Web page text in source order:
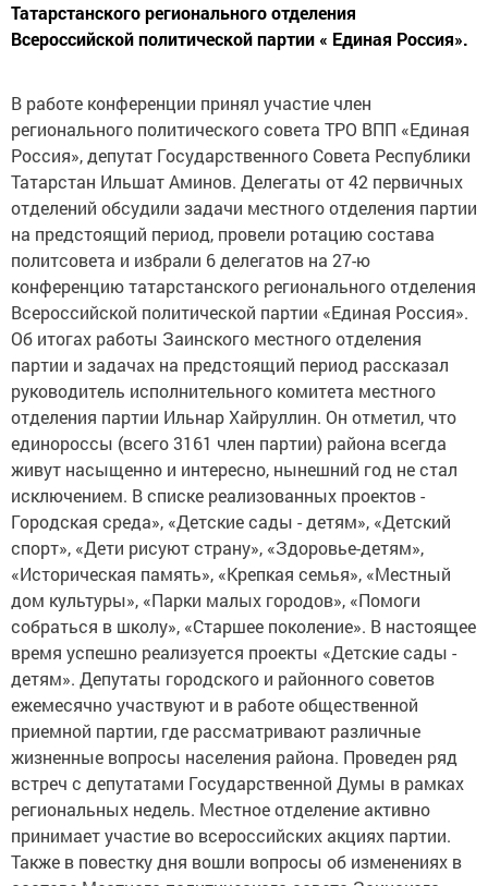
Татарстанского регионального отделения
Всероссийской политической партии « Единая Россия».
В работе конференции принял участие член
регионального политического совета ТРО ВПП «Единая
Россия», депутат Государственного Совета Республики
Татарстан Ильшат Аминов. Делегаты от 42 первичных
отделений обсудили задачи местного отделения партии
на предстоящий период, провели ротацию состава
политсовета и избрали 6 делегатов на 27-ю
конференцию татарстанского регионального отделения
Всероссийской политической партии «Единая Россия».
Об итогах работы Заинского местного отделения
партии и задачах на предстоящий период рассказал
руководитель исполнительного комитета местного
отделения партии Ильнар Хайруллин. Он отметил, что
единороссы (всего 3161 член партии) района всегда
живут насыщенно и интересно, нынешний год не стал
исключением. В списке реализованных проектов -
Городская среда», «Детские сады - детям», «Детский
спорт», «Дети рисуют страну», «Здоровье-детям»,
«Историческая память», «Крепкая семья», «Местный
дом культуры», «Парки малых городов», «Помоги
собраться в школу», «Старшее поколение». В настоящее
время успешно реализуется проекты «Детские сады -
детям». Депутаты городского и районного советов
ежемесячно участвуют и в работе общественной
приемной партии, где рассматривают различные
жизненные вопросы населения района. Проведен ряд
встреч с депутатами Государственной Думы в рамках
региональных недель. Местное отделение активно
принимает участие во всероссийских акциях партии.
Также в повестку дня вошли вопросы об изменениях в